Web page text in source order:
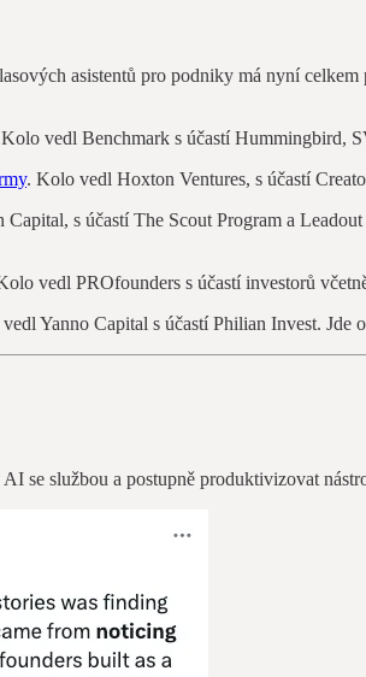
asistentů pro podniky má nyní
vedl Benchmark s účastí Hummingbird,
. Kolo vedl Hoxton Ventures, s účastí
s účastí The Scout Program a
vedl PROfounders s účastí investorů
Yanno Capital s účastí Philian Invest. Jde
se službou a postupně produktivizovat